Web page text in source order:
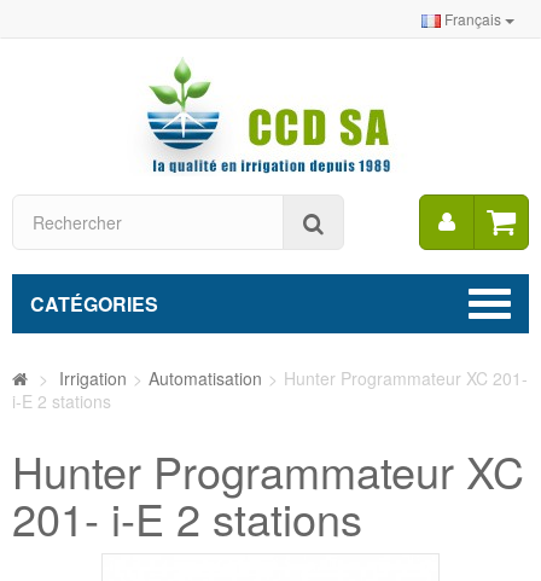
Français
Mon
CATÉGORIES
> Irrigation > Automatisation > Hunter Programmateur XC 201-
i-E 2 stations
Hunter Programmateur XC
201- i-E 2 stations